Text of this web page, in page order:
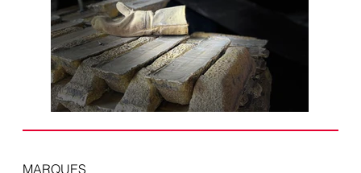
MARQUES